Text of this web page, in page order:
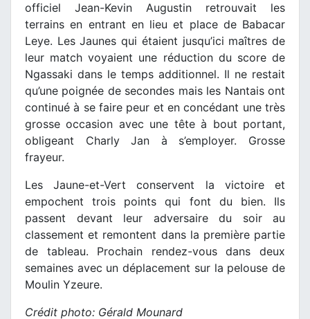
officiel Jean-Kevin Augustin retrouvait les
terrains en entrant en lieu et place de Babacar
Leye. Les Jaunes qui étaient jusqu’ici maîtres de
leur match voyaient une réduction du score de
Ngassaki dans le temps additionnel. Il ne restait
qu’une poignée de secondes mais les Nantais ont
continué à se faire peur et en concédant une très
grosse occasion avec une tête à bout portant,
obligeant Charly Jan à s’employer. Grosse
frayeur.
Les Jaune-et-Vert conservent la victoire et
empochent trois points qui font du bien. Ils
passent devant leur adversaire du soir au
classement et remontent dans la première partie
de tableau. Prochain rendez-vous dans deux
semaines avec un déplacement sur la pelouse de
Moulin Yzeure.
Crédit photo: Gérald Mounard